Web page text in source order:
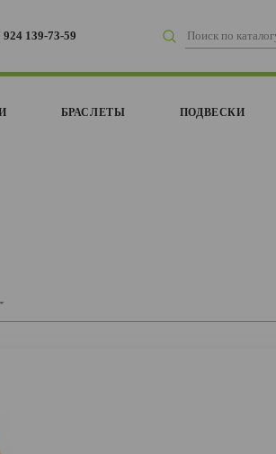
924 139-73-59
БРАСЛЕТЫ ПОДВЕСКИ